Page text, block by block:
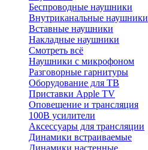
Беспроводные наушники
Внутриканальные наушники
Вставные наушники
Накладные наушники
Смотреть всё
Наушники с микрофоном
Разговорные гарнитуры
Оборудование для ТВ
Приставки Apple TV
Оповещение и трансляция
100В усилители
Аксессуары для трансляции
Динамики встраиваемые
Динамики настенные